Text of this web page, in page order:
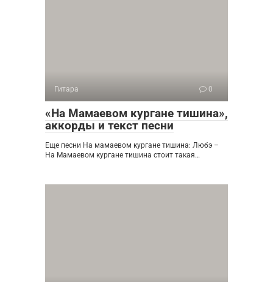
Гитара 0
«На Мамаевом кургане тишина»,
аккорды и текст песни
Еще песни На мамаевом кургане тишина: Любэ –
На Мамаевом кургане тишина стоит такая…